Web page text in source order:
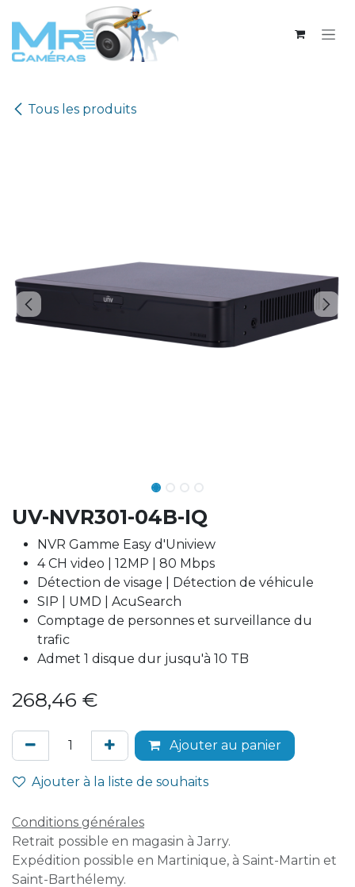
Se rendre au contenu
Tous les produits
UV-NVR301-04B-IQ
NVR Gamme Easy d'Uniview
4 CH video | 12MP | 80 Mbps
Détection de visage | Détection de véhicule
SIP | UMD | AcuSearch
Comptage de personnes et surveillance du
trafic
Admet 1 disque dur jusqu'à 10 TB
268,46 €
Ajouter au panier
Ajouter à la liste de souhaits
Conditions générales
Retrait possible en magasin à Jarry.
Expédition possible en Martinique, à Saint-Martin et
Saint-Barthélemy.